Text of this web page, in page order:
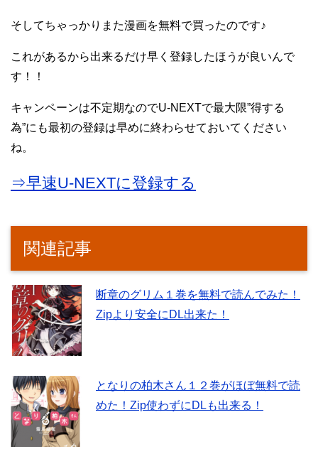
そしてちゃっかりまた漫画を無料で買ったのです♪
これがあるから出来るだけ早く登録したほうが良いんで
す！！
キャンペーンは不定期なのでU-NEXTで最大限”得する
為”にも最初の登録は早めに終わらせておいてください
ね。
⇒早速U-NEXTに登録する
関連記事
断章のグリム１巻を無料で読んでみた！
Zipより安全にDL出来た！
となりの柏木さん１２巻がほぼ無料で読
めた！Zip使わずにDLも出来る！